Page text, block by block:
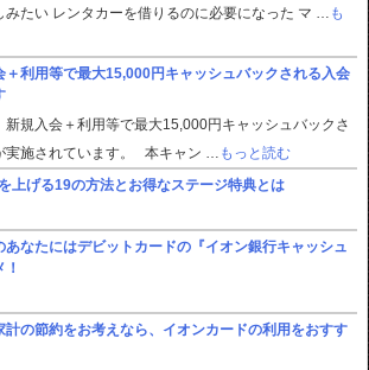
たい レンタカーを借りるのに必要になった マ …
も
＋利用等で最大15,000円キャッシュバックされる入会
新規入会＋利用等で最大15,000円キャッシュバックさ
実施されています。 本キャン …
もっと読む
上げる19の方法とお得なステージ特典とは
なたにはデビットカードの『イオン銀行キャッシュ
計の節約をお考えなら、イオンカードの利用をおすす